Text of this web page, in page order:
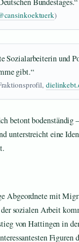
)
Sozialarbeiterin und
gibt.“
betont bodenständig
unterstreicht eine
Abgeordnete mit
sozialen Arbeit
von Hattingen in
Figuren